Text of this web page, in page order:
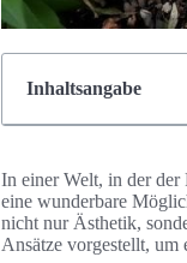
Inhaltsangabe
In einer Welt, in der der
eine wunderbare
nicht nur Ästhetik,
Ansätze vorgestellt, um